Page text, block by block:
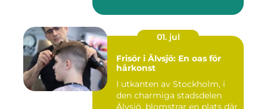
01. jul
Frisör i Älvsjö: En oas för
hårkonst
I utkanten av Stockholm, i
den charmiga stadsdelen
Älvsjö, blomstrar en plats där